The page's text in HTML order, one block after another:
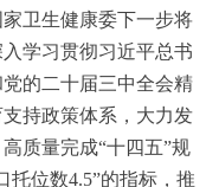
卫生健康委下一步将
学习贯彻习近平总书
的二十届三中全会精
持政策体系，大力发
质量完成“十四五”规
托位数4.5”的指标，推